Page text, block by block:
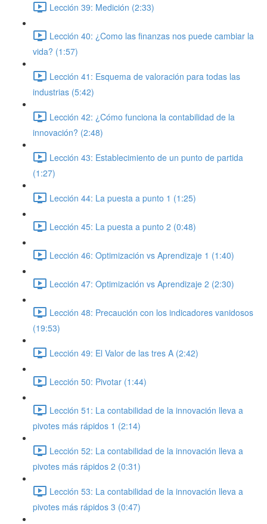
Lección 39: Medición (2:33)
Lección 40: ¿Como las finanzas nos puede cambiar la
vida? (1:57)
Lección 41: Esquema de valoración para todas las
industrias (5:42)
Lección 42: ¿Cómo funciona la contabilidad de la
innovación? (2:48)
Lección 43: Establecimiento de un punto de partida
(1:27)
Lección 44: La puesta a punto 1 (1:25)
Lección 45: La puesta a punto 2 (0:48)
Lección 46: Optimización vs Aprendizaje 1 (1:40)
Lección 47: Optimización vs Aprendizaje 2 (2:30)
Lección 48: Precaución con los indicadores vanidosos
(19:53)
Lección 49: El Valor de las tres A (2:42)
Lección 50: Pivotar (1:44)
Lección 51: La contabilidad de la innovación lleva a
pivotes más rápidos 1 (2:14)
Lección 52: La contabilidad de la innovación lleva a
pivotes más rápidos 2 (0:31)
Lección 53: La contabilidad de la innovación lleva a
pivotes más rápidos 3 (0:47)